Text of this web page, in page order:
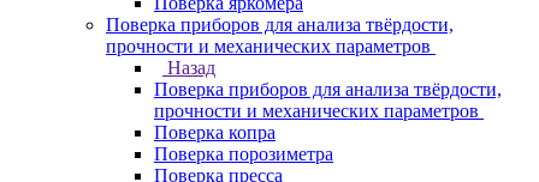
Поверка приборов для анализа твёрдости,
прочности и механических параметров
Назад
Поверка приборов для анализа твёрдости,
прочности и механических параметров
Поверка копра
Поверка порозиметра
Поверка пресса